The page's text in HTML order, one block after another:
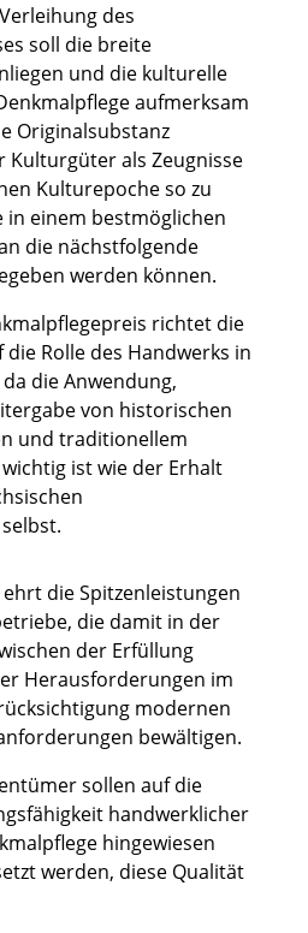
des
soll die breite
und die kulturelle
aufmerksam
Originalsubstanz
als Zeugnisse
Kulturepoche so zu
in einem bestmöglichen
die nächstfolgende
werden können.
richtet die
Rolle des Handwerks in
die Anwendung,
von historischen
und traditionellem
ist wie der Erhalt
die Spitzenleistungen
die damit in der
der Erfüllung
Herausforderungen im
modernen
bewältigen.
sollen auf die
handwerklicher
hingewiesen
werden, diese Qualität